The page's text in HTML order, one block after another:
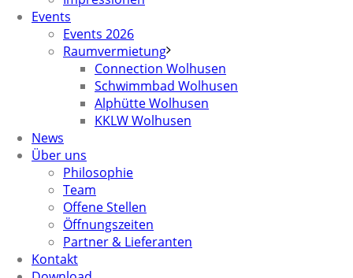
Events
Events 2026
Raumvermietung
Connection Wolhusen
Schwimmbad Wolhusen
Alphütte Wolhusen
KKLW Wolhusen
News
Über uns
Philosophie
Team
Offene Stellen
Öffnungszeiten
Partner & Lieferanten
Kontakt